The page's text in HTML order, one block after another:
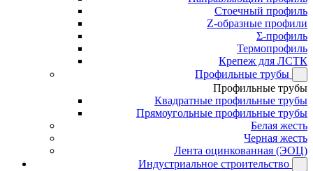
Стоечный профиль
Z-образные профили
Σ-профиль
Термопрофиль
Крепеж для ЛСТК
Профильные трубы
Профильные трубы
Квадратные профильные трубы
Прямоугольные профильные трубы
Белая жесть
Черная жесть
Лента оцинкованная (ЭОЦ)
Индустриальное строительство